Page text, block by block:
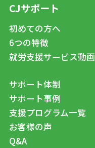
CJサポート
初めての方へ
6つの特徴
就労支援サービス動画
サポート体制
サポート事例
支援プログラム一覧
お客様の声
Q&A